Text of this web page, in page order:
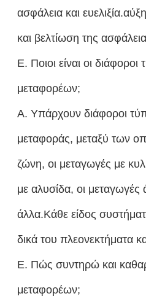
ασφάλεια και
και βελτίωση της
Ε. Ποιοι είναι οι
μεταφορέων;
Α. Υπάρχουν διάφοροι
μεταφοράς, μεταξύ των
ζώνη, οι μεταγωγές με
με αλυσίδα, οι
άλλα.Κάθε είδος
δικά του πλεονεκτήματα
Ε. Πώς συντηρώ και
μεταφορέων;